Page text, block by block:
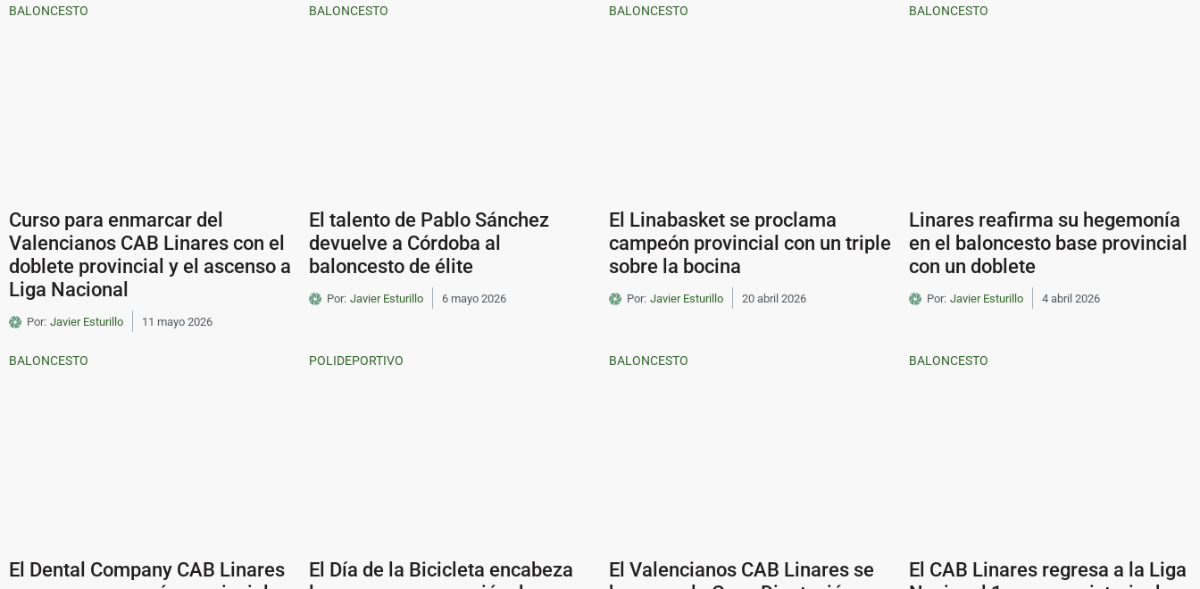
BALONCESTO
Curso para enmarcar del
Valencianos CAB Linares con el
doblete provincial y el ascenso a
Liga Nacional
Por: Javier Esturillo 11 mayo 2026
BALONCESTO
El talento de Pablo Sánchez
devuelve a Córdoba al
baloncesto de élite
Por: Javier Esturillo 6 mayo 2026
BALONCESTO
El Linabasket se proclama
campeón provincial con un triple
sobre la bocina
Por: Javier Esturillo 20 abril 2026
BALONCESTO
Linares reafirma su hegemonía
en el baloncesto base provincial
con un doblete
Por: Javier Esturillo 4 abril 2026
BALONCESTO
El Dental Company CAB Linares
POLIDEPORTIVO
El Día de la Bicicleta encabeza
BALONCESTO
El Valencianos CAB Linares se
BALONCESTO
El CAB Linares regresa a la Liga